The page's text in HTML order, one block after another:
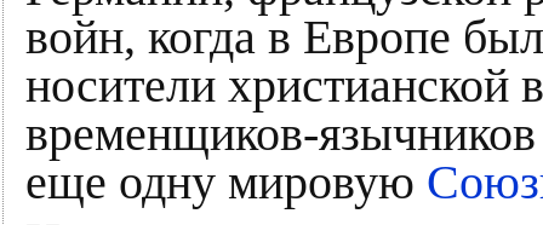
войн, когда в Европе
носители христианской
временщиков-язычников
еще одну мировую